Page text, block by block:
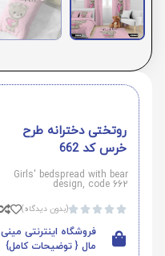
روتختی دخترانه طرح
خرس کد 662
Girls' bedspread with bear
design, code 662




(بدون دیدگاه)
فروشگاه اینترنتی مینی
مال { توضیحات کامل}